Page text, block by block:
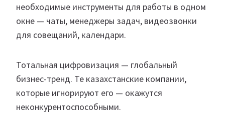
необходимые инструменты для работы в одном
окне — чаты, менеджеры задач, видеозвонки
для совещаний, календари.
Тотальная цифровизация — глобальный
бизнес-тренд. Те казахстанские компании,
которые игнорируют его — окажутся
неконкурентоспособными.